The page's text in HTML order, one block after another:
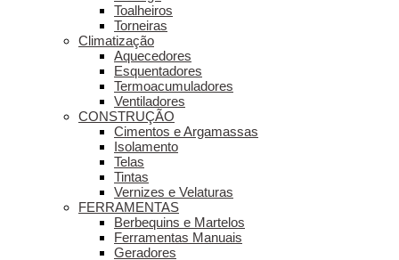
Toalheiros
Torneiras
Climatização
Aquecedores
Esquentadores
Termoacumuladores
Ventiladores
CONSTRUÇÃO
Cimentos e Argamassas
Isolamento
Telas
Tintas
Vernizes e Velaturas
FERRAMENTAS
Berbequins e Martelos
Ferramentas Manuais
Geradores